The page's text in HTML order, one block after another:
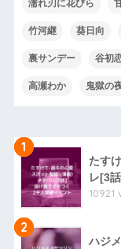
濡れ刃に花びら
竹河継 葵日向
裏サンデー 谷初
高瀬わか 鬼獄の
1
たす
レ[3
10921
2
ハジ